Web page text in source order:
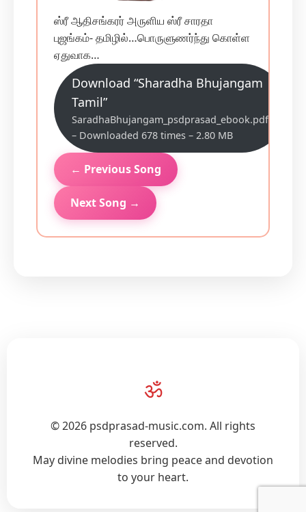
ஸ்ரீ ஆதிசங்கரர் அருளிய ஸ்ரீ சாரதா
புஜங்கம்- தமிழில்…பொருளுணர்ந்து கொள்ள
ஏதுவாக…
Download “Sharadha Bhujangam
Tamil”
SaradhaBhujangam_psdprasad_ebook.pdf
– Downloaded 678 times – 2.80 MB
← Previous Song
Next Song →
ॐ
© 2026 psdprasad-music.com. All rights
reserved.
May divine melodies bring peace and devotion
to your heart.